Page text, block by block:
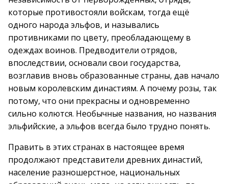
которые противостояли войскам, тогда ещё
одного народа эльфов, и назывались
противниками по цвету, преобладающему в
одеждах воинов. Предводители отрядов,
впоследствии, основали свои государства,
возглавив вновь образованные страны, дав начало
новым королевским династиям. А почему розы, так
потому, что они прекрасны и одновременно
сильно колются. Необычные названия, но названия
эльфийские, а эльфов всегда было трудно понять.
Править в этих странах в настоящее время
продолжают представители древних династий,
население разношерстное, национальных